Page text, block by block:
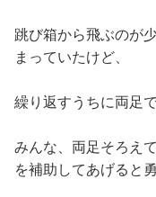
跳び箱から飛ぶのが
まっていたけど、
繰り返すうちに両足
みんな、両足そろえ
を補助してあげると